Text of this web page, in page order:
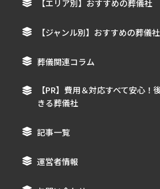
【エリア別】おすすめの葬儀社
【ジャンル別】おすすめの葬儀社
葬儀関連コラム
【PR】費用＆対応すべて安心！
きる葬儀社
記事一覧
運営者情報